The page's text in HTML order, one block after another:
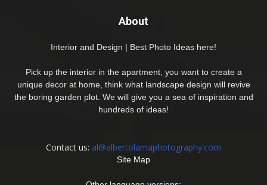
About
Interior and Design | Best Photo Ideas here!
Pick up the interior in the apartment, you want to create a
unique decor at home, think what landscape design will revive
the boring garden plot. We will give you a sea of inspiration and
hundreds of ideas!
Contact us: al@albertolamaphotography.com
Site Map